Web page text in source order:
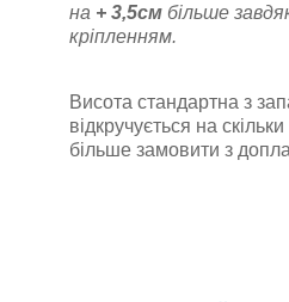
на + 3,5см більше
кріпленням.
Висота стандартна з
відкручується на
більше замовити з